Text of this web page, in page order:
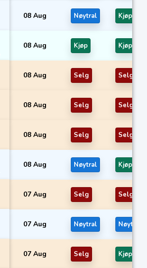
08 Aug Nøytral Kjøp
08 Aug Kjøp Kjøp
08 Aug Selg Selg
08 Aug Selg Selg
08 Aug Selg Selg
08 Aug Nøytral Kjøp
07 Aug Selg Selg
07 Aug Nøytral Nøytral
07 Aug Selg Kjøp